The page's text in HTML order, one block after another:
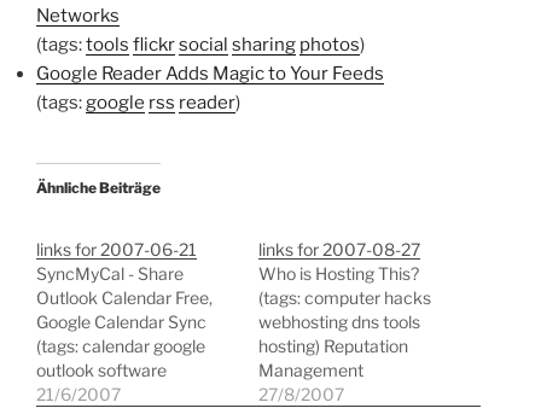
Networks
(tags:tools flickrsocial sharing photos)
Google Reader Adds Magic to Your Feeds
(tags:google rss reader)
Ähnliche Beiträge
links for 2007-06-21
SyncMyCal - Share
Outlook Calendar Free,
Google Calendar Sync
(tags: calendar google
outlook software
synchronisation) Browse
21/6/2007
links for 2007-08-27
Who is Hosting This?
(tags: computer hacks
webhosting dns tools
hosting) Reputation
Management
Emancipation
27/8/2007